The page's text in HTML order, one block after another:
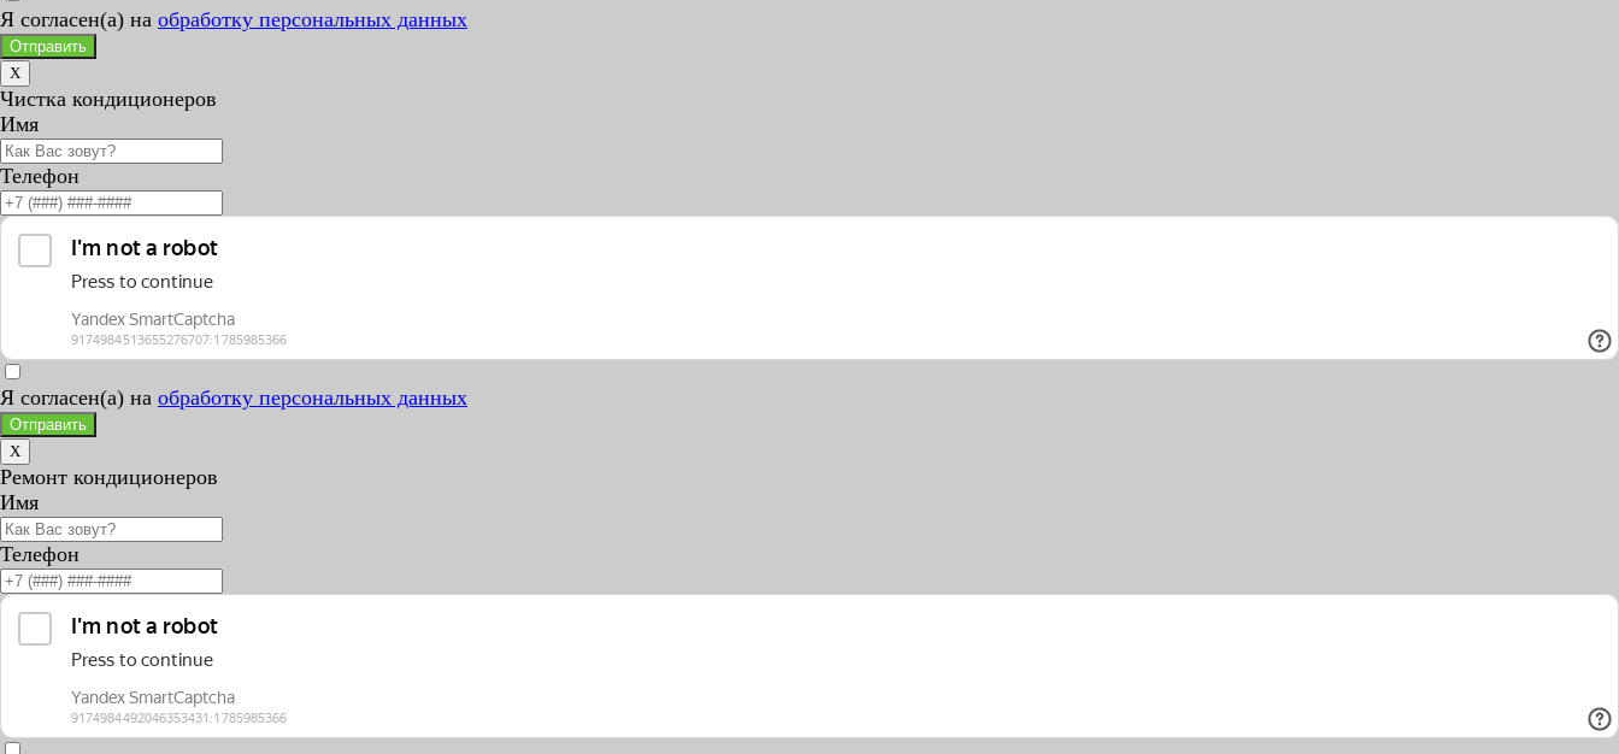
Я согласен(а) на обработку персональных данных
Отправить
X
Чистка кондиционеров
Имя
Телефон
Я согласен(а) на обработку персональных данных
Отправить
X
Ремонт кондиционеров
Имя
Телефон